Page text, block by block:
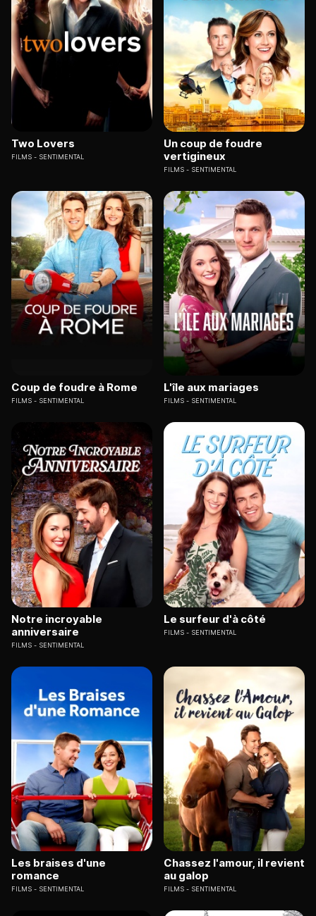
Two Lovers
FILMS SENTIMENTAL
Un coup de foudre
vertigineux
FILMS SENTIMENTAL
Coup de foudre à Rome
FILMS SENTIMENTAL
L'île aux mariages
FILMS SENTIMENTAL
Notre incroyable
anniversaire
FILMS SENTIMENTAL
Le surfeur d'à côté
FILMS SENTIMENTAL
Les braises d'une
romance
FILMS SENTIMENTAL
Chassez l'amour, il revient
au galop
FILMS SENTIMENTAL